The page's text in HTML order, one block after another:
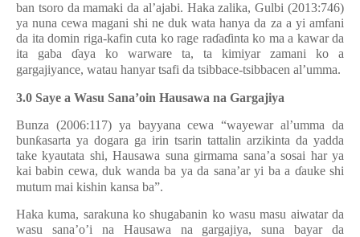
ban tsoro da mamaki da al’ajabi. Haka zalika, Gulbi (2013:746)
ya nuna cewa magani shi ne duk wata hanya da za a yi amfani
da ita domin riga-kafin cuta ko rage raɗaɗinta ko ma a kawar da
ita gaba ɗaya ko warware ta, ta kimiyar zamani ko a
gargajiyance, watau hanyar tsafi da tsibbace-tsibbacen al’umma.
3.0 Saye a Wasu Sana’oin Hausawa na Gargajiya
Bunza (2006:117) ya bayyana cewa “wayewar al’umma da
bunƙasarta ya dogara ga irin tsarin tattalin arzikinta da yadda
take kyautata shi, Hausawa suna girmama sana’a sosai har ya
kai babin cewa, duk wanda ba ya da sana’ar yi ba a ɗauke shi
mutum mai kishin kansa ba”.
Haka kuma, sarakuna ko shugabanin ko wasu masu aiwatar da
wasu sana’o’i na Hausawa na gargajiya, suna bayar da